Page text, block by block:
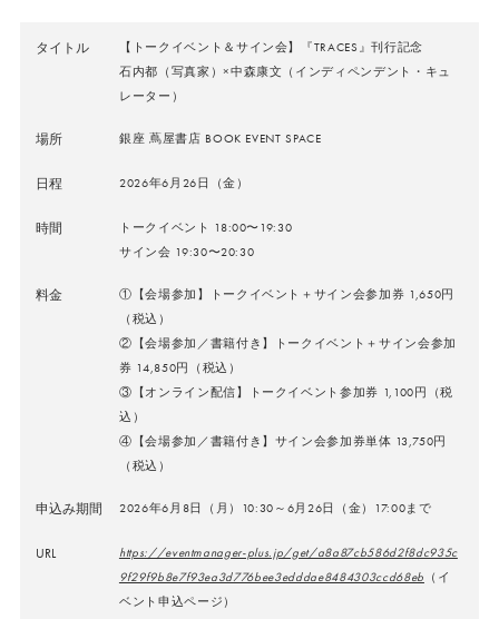
タイトル
【トークイベント＆サイン会】『TRACES』刊行記念
石内都（写真家）×中森康文（インディペンデント・キュ
レーター）
場所 銀座 蔦屋書店 BOOK EVENT SPACE
日程 2026年6月26日（金）
時間
トークイベント 18:00〜19:30
サイン会 19:30〜20:30
料金
①【会場参加】トークイベント＋サイン会参加券 1,650円
（税込）
②【会場参加／書籍付き】トークイベント＋サイン会参加
券 14,850円（税込）
③【オンライン配信】トークイベント参加券 1,100円（税
込）
④【会場参加／書籍付き】サイン会参加券単体 13,750円
（税込）
申込み期間 2026年6月8日（月）10:30～6月26日（金）17:00まで
URL
https://eventmanager-plus.jp/get/a8a87cb586d2f8dc935c
9f29f9b8e7f93ea3d776bee3edddae8484303ccd68eb （イ
ベント申込ページ）